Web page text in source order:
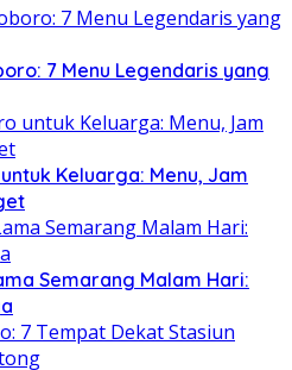
7 Menu Legendaris yang
Keluarga: Menu, Jam
Semarang Malam Hari: